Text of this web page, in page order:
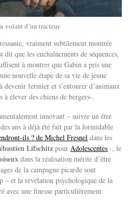
volant d’un tracteur
vraiment subtilement montrée
dit que les enchaînements de séquences,
à montrer que Gabin a pris une
nouvelle étape de sa vie de jeune
devenir fermier et s’entourer d’animaux
élever des chiens de bergers-.
innovant – suivre un être
ans à déjà été fait par la formidable
ils ? de Michel Fresnel dans les
Lifschitz pour Adolescentes -, le
dans la réalisation mérite d’être
de la campagne picarde sont
– et la révélation psychologique de la
avec une finesse particulièrement